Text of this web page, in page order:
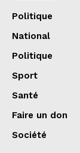
Politique
National
Politique
Sport
Santé
Faire un don
Société